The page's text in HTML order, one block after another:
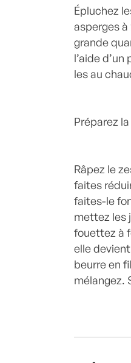
Épluchez
asperges
grande
l’aide
les au
Préparez
Râpez le
faites
faites-le
mettez les
fouettez à
elle
beurre en
mélangez.